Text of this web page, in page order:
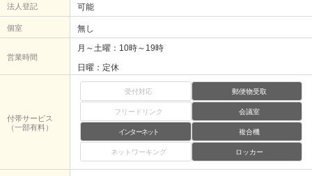
法人登記 可能
個室 無し
営業時間
月～土曜：10時～19時
日曜：定休
付帯サービス
（一部有料）
受付対応 郵便物受取
フリードリンク 会議室
インターネット 複合機
ネットワーキング ロッカー